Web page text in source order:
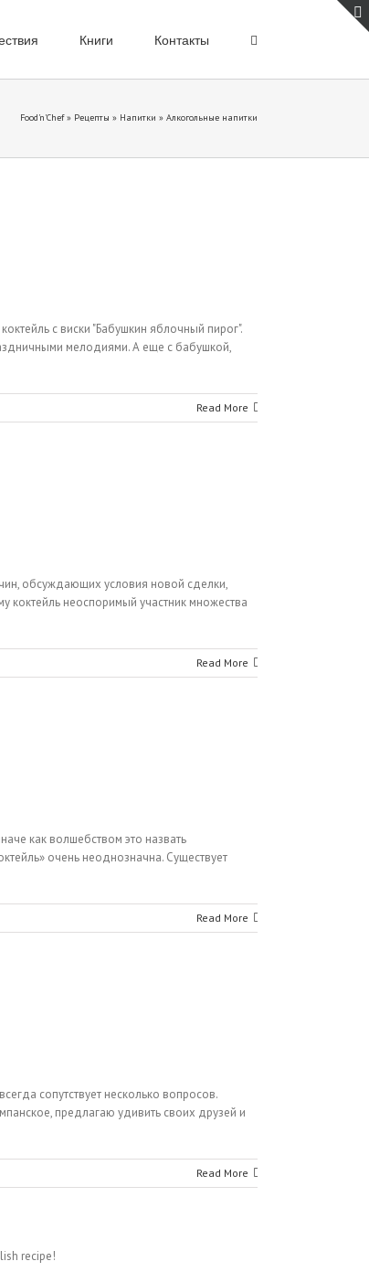
Книги Контакты
Food'n'Chef» Рецепты » Напитки » Алкогольные напитки
с виски "Бабушкин яблочный пирог".
мелодиями. А еще с бабушкой,
Read More
обсуждающих условия новой сделки,
коктейль неоспоримый участник множества
Read More
как волшебством это назвать
очень неоднозначна. Существует
Read More
сопутствует несколько вопросов.
предлагаю удивить своих друзей и
Read More